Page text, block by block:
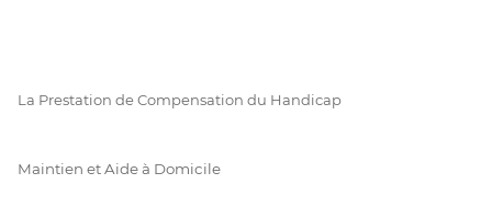
La Prestation de Compensation du Handicap
Maintien et Aide à Domicile